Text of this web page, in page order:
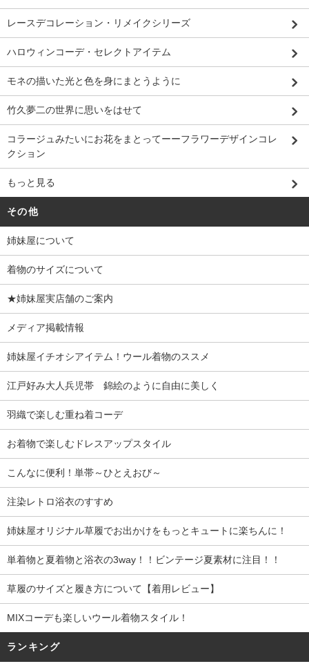
レースデコレーション・リメイクシリーズ
ハロウィンコーデ・セレクトアイテム
モネの描いた光と色を身にまとうように
竹久夢二の世界に思いをはせて
コラージュみたいにお花をまとってーーフラワーデザインコレ
クション
もっと見る
その他
姉妹屋について
着物のサイズについて
★姉妹屋実店舗のご案内
メディア掲載情報
姉妹屋イチオシアイテム！ウール着物のススメ
江戸好み大人兵児帯 錦絵のように自由に美しく
羽織で楽しむ重ね着コーデ
お着物で楽しむドレスアップスタイル
こんなに便利！単帯～ひとえおび～
注染レトロ浴衣のすすめ
姉妹屋オリジナル草履でお出かけをもっとキュートに楽ちんに！
単着物と夏着物と浴衣の3way！！ビンテージ夏素材に注目！！
草履のサイズと履き方について【着用レビュー】
MIXコーデも楽しいウール着物スタイル！
ランキング